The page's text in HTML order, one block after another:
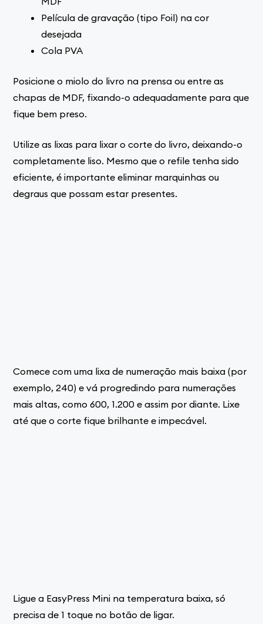
Película de gravação (tipo Foil) na cor
desejada
Cola PVA
Posicione o miolo do livro na prensa ou entre as
chapas de MDF, fixando-o adequadamente para que
fique bem preso.
Utilize as lixas para lixar o corte do livro, deixando-o
completamente liso. Mesmo que o refile tenha sido
eficiente, é importante eliminar marquinhas ou
degraus que possam estar presentes.
Comece com uma lixa de numeração mais baixa (por
exemplo, 240) e vá progredindo para numerações
mais altas, como 600, 1.200 e assim por diante. Lixe
até que o corte fique brilhante e impecável.
Ligue a EasyPress Mini na temperatura baixa, só
precisa de 1 toque no botão de ligar.